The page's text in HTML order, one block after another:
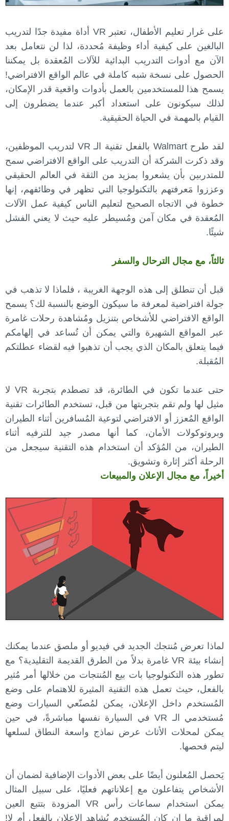
على غرار تعليم الأطفال، تعتبر VR أداة مفيدة جدًا لتدريب
البالغين على كيفية أداء وظيفة مُحددة، لذا لن نتعامل بعد
الآن مع أدوات التدريب البدائية للآلات المُعقدة بل يمكننا
الحصول على نسخة شبه كاملة في عالم الواقع الافتراضي!
يسمح هذا للمستخدمين بالعمل بأدوات واقعية قدر الإمكان،
لذلك سيكونون على استعداد أكبر عندما يضطرون إلى
القيام بالمهمة في الحياة الحقيقية.
لقد طرح Walmart بالفعل تقنية الـ VR لتدريب الموظفين،
وقد ذكرت الشركة أن التدريب على الواقع الافتراضي سمح
للمتدربين بأن يشعروا بمزيد من الثقة في العالم الحقيقي
وعززوا مَعرفتهم بالتكنولوجيا التي تظهر في وظائفهم، إنها
خطوة في الاتجاه الصحيح لتعليم الناس كيفية عمل الآلات
المُعقدة في مكان آمن ومُسيطر عليه حيث لا يعني الفشل
شيئًا.
ثالثاً، مع مجال الترحال والسفر
قبل أن تنطلق إلى هذه الوجهة الغريبة ، فلماذا لا تذهب في
جولة افتراضية لمعرفة ما سيكون الوضع بالنسبة لك؟ يسمح
الواقع الافتراضي للأشخاص بتنزيل ومُشاهدة رحلات غامرة
عبر المواقع الشهيرة والتي يمكن أن تُساعد في إلهامكم
فيما يتعلق بالمكان الذي يجب أن تذهبوا فيه لقضاء عطلتكم
المُقبلة.
حتى عندما تكون في الطائرة، قد تصطدم بتجربة VR لا
مثيل لها ولم تقم بتجربتها من قبل، تستخدم الطائرات تقنية
الواقع المُعزز أو الافتراضي لتوعية المُسافرين أثناء الطيران
وبروتوكولات الأمان، كما أنها مصدر جيد للترفيه أثناء
الطيران، من المُؤكد أن استخدام هذه التقنية سيجعل من
الرحلة أكثر إثارة وتشويق.
أخيراً، مع مجال الإعلان والمبيعات
لماذا تعرض مُنتجك الجديد في فيديو أو ملصق عندما يمكنك
إنشاء بيئة VR غامرة بدلاً من الطرق القديمة التقليدية؟ مع
تطور هذه التكنولوجيا بات بيع المُنتجات من خلالها أمر مُثير
بالفعل، حيث تعمل هذه التقنية المثيرة للاهتمام على وضع
المُستخدم داخل الإعلان، يمكن لمُصنّعي السيارات وضع
مُستخدمي الـ VR في السيارة نفسها مباشرةً، في حين
يمكن لمحلات الأثاث عرض نماذج واسعة النطاق لسلعها
ليتم فحصها.
يَحصل المُعلنون أيضًا على بعض الأدوات الإضافية لضمان أن
الأشخاص يتفاعلون مع إعلاناتهم فعليًا، على سبيل المثال
يمكن استخدام سماعات رأس VR المزودة بتتبع العين
لمراقبة ما إن كان المُستخدم يُشاهد الإعلان بالفعل أم لا!